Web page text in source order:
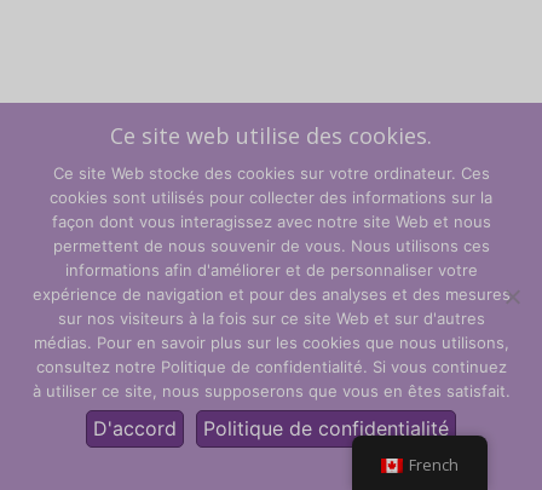
Termes et conditions
Politique de confidentialité
© CLARITY Learning Suite Global Inc. Tous droits réservés.
French
Ce site web utilise des cookies.
Ce site Web stocke des cookies sur votre ordinateur. Ces
cookies sont utilisés pour collecter des informations sur la
façon dont vous interagissez avec notre site Web et nous
permettent de nous souvenir de vous. Nous utilisons ces
informations afin d'améliorer et de personnaliser votre
expérience de navigation et pour des analyses et des mesures
sur nos visiteurs à la fois sur ce site Web et sur d'autres
médias. Pour en savoir plus sur les cookies que nous utilisons,
consultez notre Politique de confidentialité. Si vous continuez
à utiliser ce site, nous supposerons que vous en êtes satisfait.
D'accord Politique de confidentialité